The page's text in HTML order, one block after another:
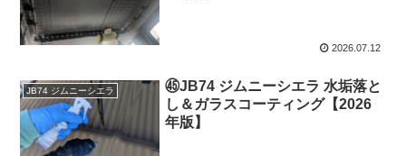
2026.07.12
JB74 ジムニーシエラ
㊺JB74 ジムニーシエラ 水垢落と
し＆ガラスコーティング【2026
年版】